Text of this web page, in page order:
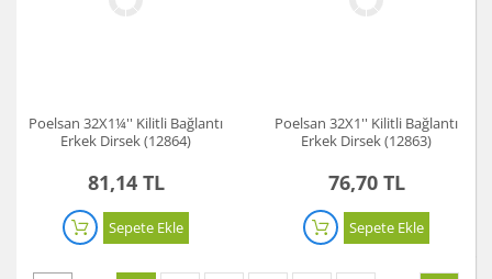
Poelsan 32X1¼'' Kilitli Bağlantı
Erkek Dirsek (12864)
81,14 TL
Sepete Ekle
Poelsan 32X1'' Kilitli Bağlantı
Erkek Dirsek (12863)
76,70 TL
Sepete Ekle